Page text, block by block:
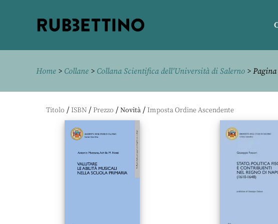
Home > Collane > Collana Scientifica dell'Università di Salerno >
Titolo / ISBN / Prezzo / Novità /